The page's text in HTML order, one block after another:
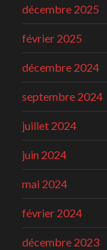
décembre 2025
février 2025
décembre 2024
septembre 2024
juillet 2024
juin 2024
mai 2024
février 2024
décembre 2023